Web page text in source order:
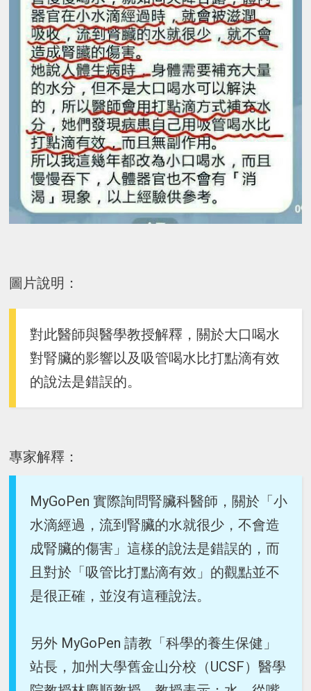
圖片說明：
對此醫師與醫學教授解釋，關於大口喝水
對腎臟的影響以及吸管喝水比打點滴有效
的說法是錯誤的。
專家解釋：
MyGoPen 實際詢問腎臟科醫師，關於「小
水滴經過，流到腎臟的水就很少，不會造
成腎臟的傷害」這樣的說法是錯誤的，而
且對於「吸管比打點滴有效」的觀點並不
是很正確，並沒有這種說法。
另外 MyGoPen 請教「科學的養生保健」
站長，加州大學舊金山分校（UCSF）醫學